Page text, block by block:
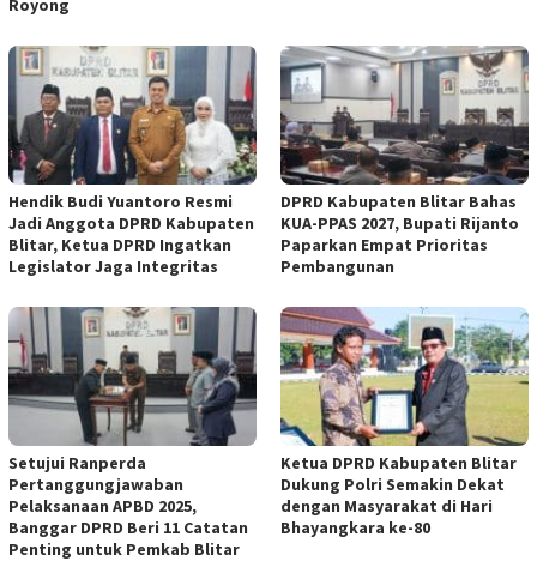
Royong
Hendik Budi Yuantoro Resmi
Jadi Anggota DPRD Kabupaten
Blitar, Ketua DPRD Ingatkan
Legislator Jaga Integritas
DPRD Kabupaten Blitar Bahas
KUA-PPAS 2027, Bupati Rijanto
Paparkan Empat Prioritas
Pembangunan
Setujui Ranperda
Pertanggungjawaban
Pelaksanaan APBD 2025,
Banggar DPRD Beri 11 Catatan
Penting untuk Pemkab Blitar
Ketua DPRD Kabupaten Blitar
Dukung Polri Semakin Dekat
dengan Masyarakat di Hari
Bhayangkara ke-80